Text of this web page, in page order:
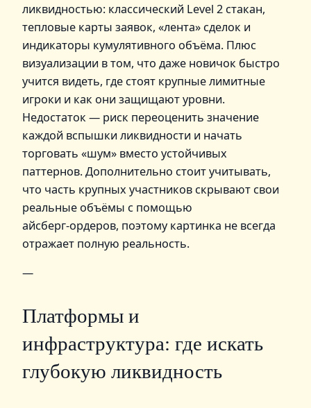
ликвидностью: классический Level 2 стакан,
тепловые карты заявок, «лента» сделок и
индикаторы кумулятивного объёма. Плюс
визуализации в том, что даже новичок быстро
учится видеть, где стоят крупные лимитные
игроки и как они защищают уровни.
Недостаток — риск переоценить значение
каждой вспышки ликвидности и начать
торговать «шум» вместо устойчивых
паттернов. Дополнительно стоит учитывать,
что часть крупных участников скрывают свои
реальные объёмы с помощью
айсберг‑ордеров, поэтому картинка не всегда
отражает полную реальность.
—
Платформы и
инфраструктура: где искать
глубокую ликвидность